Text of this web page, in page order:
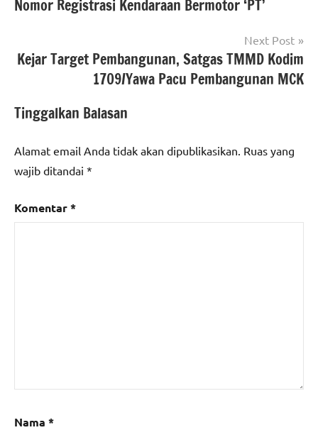
Nomor Registrasi Kendaraan Bermotor ‘PT’
Next Post
Kejar Target Pembangunan, Satgas TMMD Kodim
1709/Yawa Pacu Pembangunan MCK
Tinggalkan Balasan
Alamat email Anda tidak akan dipublikasikan. Ruas yang
wajib ditandai *
Komentar*
Nama *